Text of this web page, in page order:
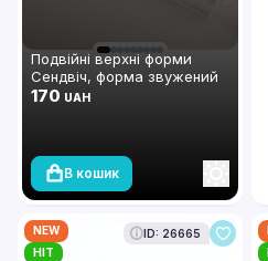
Подвійні верхні форми
Сендвіч, форма звужений
квадрат, Global Fashion, 15
170 UAH
В кошик
NEW
HIT
ID: 26665